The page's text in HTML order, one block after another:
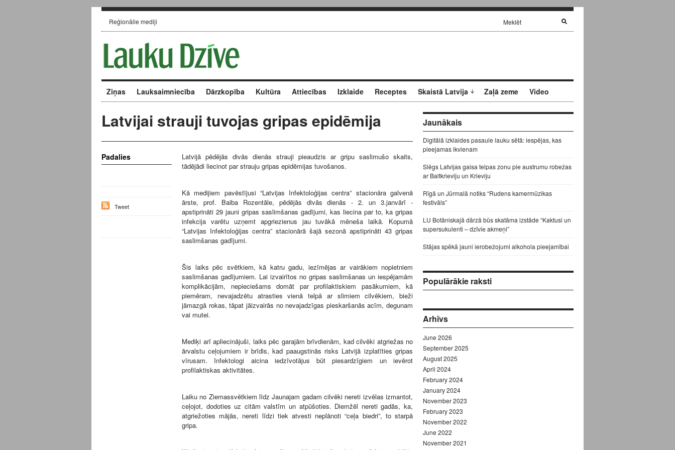
Reģionālie mediji
Ziņas Lauksaimniecība Dārzkopība Kultūra Attiecības Izklaide Receptes Skaistā Latvija Zaļā zeme Video
Latvijai strauji tuvojas gripas epidēmija
Latvijā pēdējās divās dienās strauji pieaudzis ar gripu saslimušo skaits,
tādējādi liecinot par strauju gripas epidēmijas tuvošanos.
Kā medijiem pavēstījusi “Latvijas Infektoloģijas centra” stacionāra galvenā
ārste, prof. Baiba Rozentāle, pēdējās divās dienās - 2. un 3.janvārī -
apstiprināti 29 jauni gripas saslimšanas gadījumi, kas liecina par to, ka gripas
infekcija varētu uzņemt apgriezienus jau tuvākā mēneša laikā. Kopumā
“Latvijas Infektoloģijas centra” stacionārā šajā sezonā apstiprināti 43 gripas
saslimšanas gadījumi.
Šis laiks pēc svētkiem, kā katru gadu, iezīmējas ar vairākiem nopietniem
saslimšanas gadījumiem. Lai izvairītos no gripas saslimšanas un iespējamām
komplikācijām, nepieciešams domāt par profilaktiskiem pasākumiem, kā
piemēram, nevajadzētu atrasties vienā telpā ar slimiem cilvēkiem, bieži
jāmazgā rokas, tāpat jāizvairās no nevajadzīgas pieskaršanās acīm, degunam
vai mutei.
Mediķi arī apliecinājuši, laiks pēc garajām brīvdienām, kad cilvēki atgriežas no
ārvalstu ceļojumiem ir brīdis, kad paaugstinās risks Latvijā izplatīties gripas
vīrusam. Infektologi aicina iedzīvotājus būt piesardzīgiem un ievērot
profilaktiskas aktivitātes.
Laiku no Ziemassvētkiem līdz Jaunajam gadam cilvēki nereti izvēlas izmantot,
ceļojot, dodoties uz citām valstīm un atpūšoties. Diemžēl nereti gadās, ka,
atgriežoties mājās, nereti līdzi tiek atvesti neplānoti “ceļa biedri”, to starpā
gripa.
Padalies
Tweet
Jaunākais
Digitālā izklaides pasaule lauku sētā: iespējas, kas
pieejamas ikvienam
Slēgs Latvijas gaisa telpas zonu pie austrumu robežas
ar Baltkrieviju un Krieviju
Rīgā un Jūrmalā notiks “Rudens kamermūzikas
festivāls”
LU Botāniskajā dārzā būs skatāma izstāde “Kaktusi un
supersukulenti – dzīvie akmeņi”
Stājas spēkā jauni ierobežojumi alkohola pieejamībai
Populārākie raksti
Arhīvs
June 2026
September 2025
August 2025
April 2024
February 2024
January 2024
November 2023
February 2023
November 2022
June 2022
November 2021